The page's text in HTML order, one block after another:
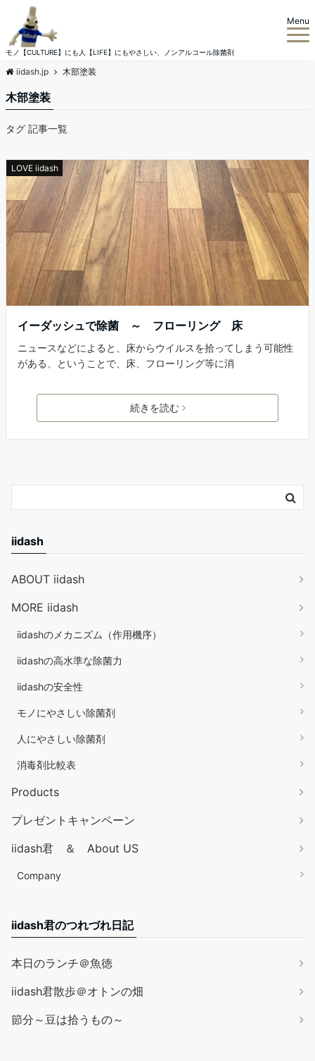
モノ【CULTURE】にも人【LIFE】にもやさしい、ノンアルコール除菌剤
Menu
iidash.jp 木部塗装
木部塗装
タグ 記事一覧
LOVE iidash
イーダッシュで除菌 ～ フローリング 床
ニュースなどによると、床からウイルスを拾ってしまう可能性
がある、ということで、床、フローリング等に消
続きを読む
iidash
ABOUT iidash
MORE iidash
iidashのメカニズム（作用機序）
iidashの高水準な除菌力
iidashの安全性
モノにやさしい除菌剤
人にやさしい除菌剤
消毒剤比較表
Products
プレゼントキャンペーン
iidash君 ＆ About US
Company
iidash君のつれづれ日記
本日のランチ＠魚徳
iidash君散歩＠オトンの畑
節分～豆は拾うもの～